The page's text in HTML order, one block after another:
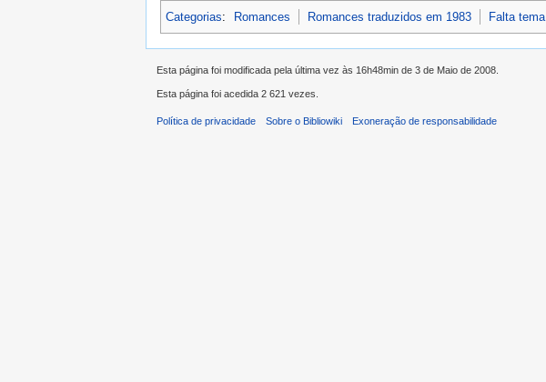
Categorias: Romances Romances traduzidos em 1983 Falta tema
Esta página foi modificada pela última vez às 16h48min de 3 de Maio de 2008.
Esta página foi acedida 2 621 vezes.
Política de privacidade Sobre o Bibliowiki Exoneração de responsabilidade